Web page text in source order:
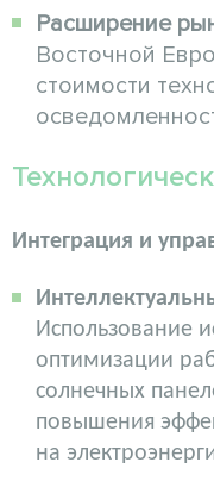
Расширение
Восточной
стоимости
Интеграция и
Использование
оптимизации
солнечных
повышения
на